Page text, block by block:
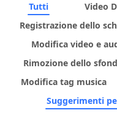
Tutti Video
Registrazione dello
Modifica video e
Rimozione dello
Modifica tag musica
Suggerimenti